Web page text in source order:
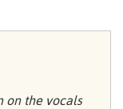
on the vocals